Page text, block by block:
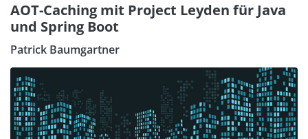
AOT-Caching mit Project Leyden für Java
und Spring Boot
Patrick Baumgartner